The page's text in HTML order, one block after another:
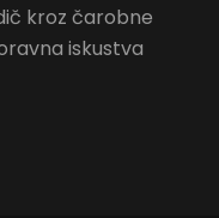
kroz čarobne
iskustva